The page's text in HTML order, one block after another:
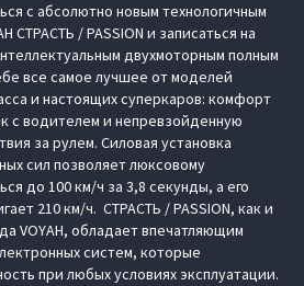
с абсолютно новым технологичным
СТРАСТЬ / PASSION и записаться на
двухмоторным полным
все самое лучшее от моделей
и настоящих суперкаров: комфорт
с водителем и непревзойденную
за рулем. Силовая установка
сил позволяет люксовому
до 100 км/ч за 3,8 секунды, а его
210 км/ч. СТРАСТЬ / PASSION, как и
VOYAH, обладает впечатляющим
систем, которые
при любых условиях эксплуатации.